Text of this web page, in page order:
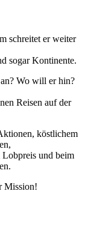
schreitet er weiter
sogar Kontinente.
Wo will er hin?
Reisen auf der
köstlichem
und beim
Mission!